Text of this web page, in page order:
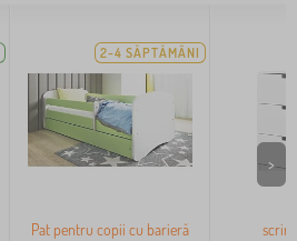
2-4 SĂPTĂMÂNI
Pat pentru copii cu barieră
scrin
>